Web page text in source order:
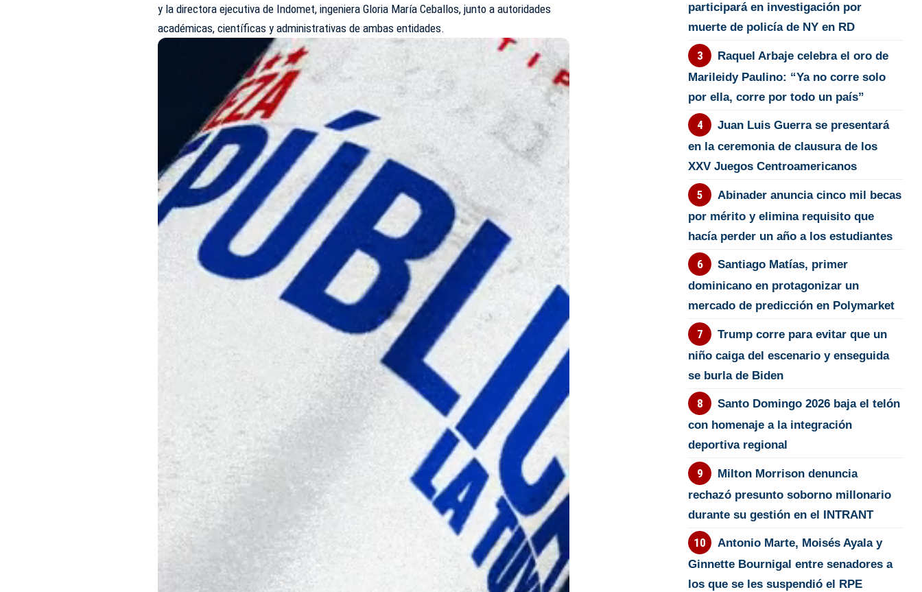
y la directora ejecutiva de Indomet, ingeniera Gloria María Ceballos, junto a autoridades
académicas, científicas y administrativas de ambas entidades.
participará en investigación por
muerte de policía de NY en RD
Raquel Arbaje celebra el oro de
Marileidy Paulino: “Ya no corre solo
por ella, corre por todo un país”
Juan Luis Guerra se presentará
en la ceremonia de clausura de los
XXV Juegos Centroamericanos
Abinader anuncia cinco mil becas
por mérito y elimina requisito que
hacía perder un año a los estudiantes
Santiago Matías, primer
dominicano en protagonizar un
mercado de predicción en Polymarket
Trump corre para evitar que un
niño caiga del escenario y enseguida
se burla de Biden
Santo Domingo 2026 baja el telón
con homenaje a la integración
deportiva regional
Milton Morrison denuncia
rechazó presunto soborno millonario
durante su gestión en el INTRANT
Antonio Marte, Moisés Ayala y
Ginnette Bournigal entre senadores a
los que se les suspendió el RPE